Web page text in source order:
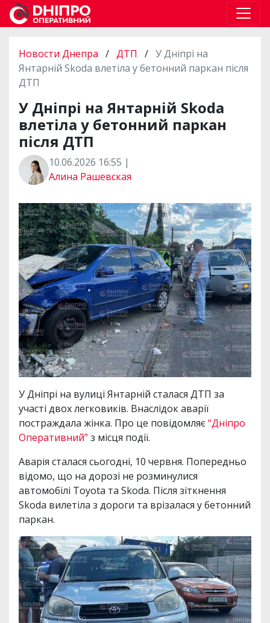
Новости Днепра / ДТП / У Дніпрі на
Янтарній Skoda влетіла у бетонний паркан після
ДТП
У Дніпрі на Янтарній Skoda
влетіла у бетонний паркан
після ДТП
10.06.2026 16:55 |
Алина Рашевская
У Дніпрі на вулиці Янтарній сталася ДТП за
участі двох легковиків. Внаслідок аварії
постраждала жінка. Про це повідомляє“Дніпро
Оперативний”з місця події.
Аварія сталася сьогодні, 10 червня. Попередньо
відомо, що на дорозі не розминулися
автомобілі Toyota та Skoda. Після зіткнення
Skoda вилетіла з дороги та врізалася у бетонний
паркан.